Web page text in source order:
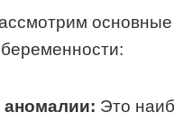
Это